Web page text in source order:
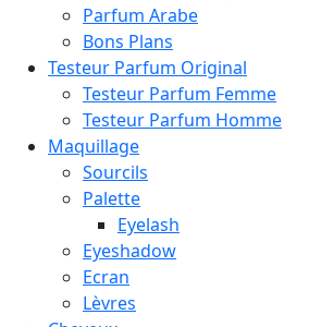
Parfum Arabe
Bons Plans
Testeur Parfum Original
Testeur Parfum Femme
Testeur Parfum Homme
Maquillage
Sourcils
Palette
Eyelash
Eyeshadow
Ecran
Lèvres